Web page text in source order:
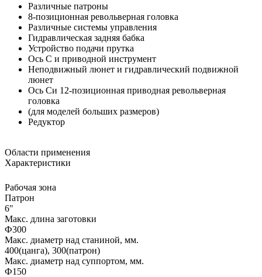
Различные патроны
8-позиционная револьверная головка
Различные системы управления
Гидравлическая задняя бабка
Устройство подачи прутка
Ось С и приводной инструмент
Неподвижный люнет и гидравлический подвижной
люнет
Ось Си 12-позиционная приводная револьверная
головка
(для моделей больших размеров)
Редуктор
Области применения
Характеристики
Рабочая зона
Патрон
6"
Макс. длина заготовки
Ф300
Макс. диаметр над станиной, мм.
400(цанга), 300(патрон)
Макс. диаметр над суппортом, мм.
Ф150